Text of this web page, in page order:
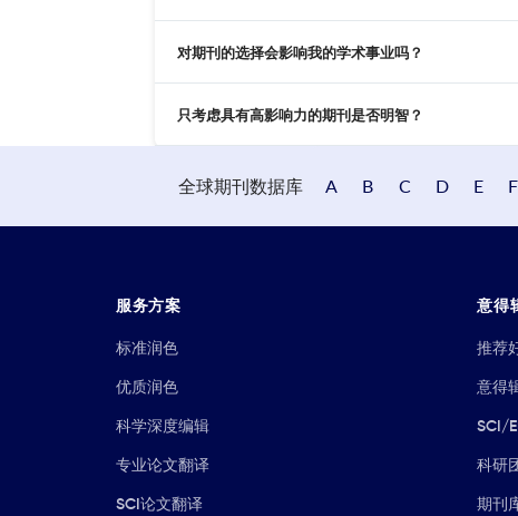
对期刊的选择会影响我的学术事业吗？
只考虑具有高影响力的期刊是否明智？
全球期刊数据库 A B C D E F